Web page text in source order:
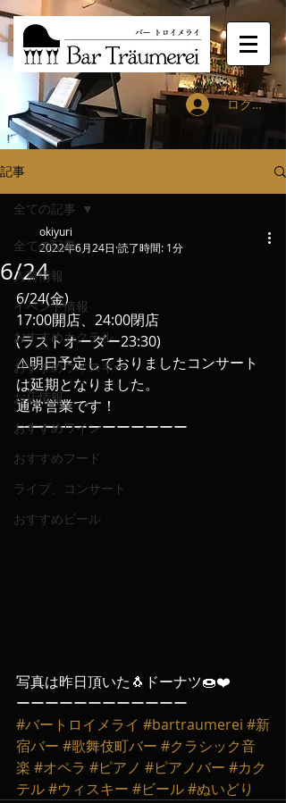
ログイン
記事
全ての記事
入荷情報
イベント情報
おすすめカクテル
おすすめウィスキー
お店情報
おすすめワイン
おすすめフード
ライブ、コンサート
おすすめビール
全ての記事
6/24
okiyuri
2022年6月24日 読了時間: 1分
6/24(金)
17:00開店、24:00閉店
(ラストオーダー23:30)
⚠️明日予定しておりましたコンサート
は延期となりました。
通常営業です！
ーーーーーーーーーーーー
写真は昨日頂いた🐧ドーナツ🍩❤️
ーーーーーーーーーーーー
#バートロイメライ #bartraumerei #新
宿バー #歌舞伎町バー #クラシック音
楽 #オペラ #ピアノ #ピアノバー #カク
テル#ウィスキー #ビール#ぬいどり